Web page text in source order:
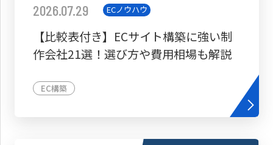
2026.07.29 ECノウハウ
【比較表付き】ECサイト構築に強い制
作会社21選！選び方や費用相場も解説
EC構築